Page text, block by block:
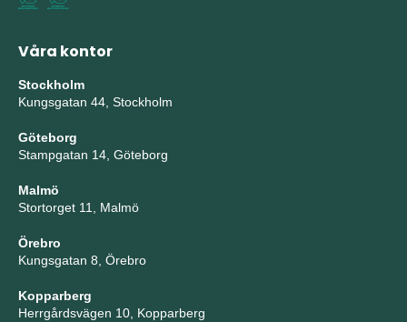
Våra kontor
Stockholm
Kungsgatan 44, Stockholm
Göteborg
Stampgatan 14, Göteborg
Malmö
Stortorget 11, Malmö
Örebro
Kungsgatan 8, Örebro
Kopparberg
Herrgårdsvägen 10, Kopparberg